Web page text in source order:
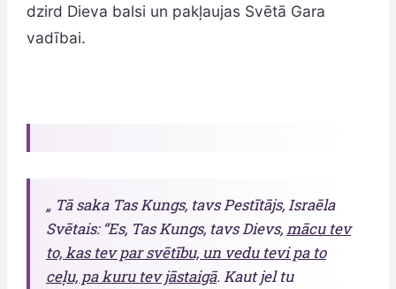
dzird Dieva balsi un pakļaujas Svētā Gara
vadībai.
„ Tā saka Tas Kungs, tavs Pestītājs, Israēla
Svētais: “Es, Tas Kungs, tavs Dievs,mācu tev
to, kas tev par svētību, un vedu tevi pa to
ceļu, pa kuru tev jāstaigā. Kaut jel tu